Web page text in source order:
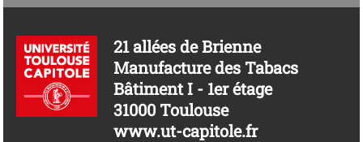
21 allées de Brienne
Manufacture des Tabacs
Bâtiment I - 1er étage
31000 Toulouse
www.ut-capitole.fr